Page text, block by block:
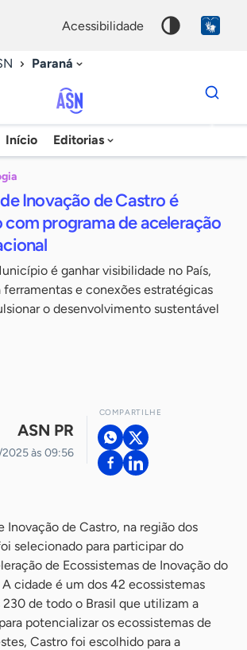
acessibilidade
Paraná
Agência
Sebrae
Notícias
Início Editorias
Dados
para
chave
Inovação de Castro é
programa de aceleração
é ganhar visibilidade no País,
ferramentas e conexões estratégicas
o desenvolvimento sustentável
ASN PR
às 09:56
COMPARTILHE
Inovação de Castro, na região dos
selecionado para participar do
de Ecossistemas de Inovação do
cidade é um dos 42 ecossistemas
230 de todo o Brasil que utilizam a
potencializar os ecossistemas de
Castro foi escolhido para a